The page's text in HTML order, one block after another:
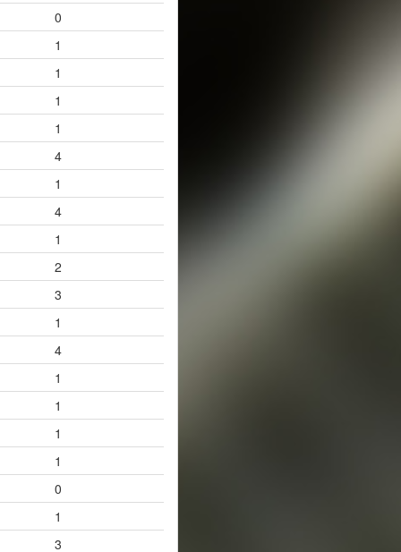
0
1
1
1
1
4
1
4
1
2
3
1
4
1
1
1
1
0
1
3